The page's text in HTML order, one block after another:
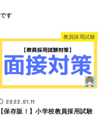
教員採用試験
2022.01.11
【保存版！】小学校教員採用試験